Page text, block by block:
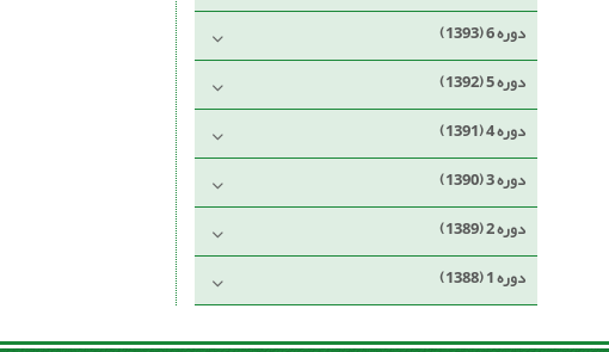
دوره 6 (1393)
دوره 5 (1392)
دوره 4 (1391)
دوره 3 (1390)
دوره 2 (1389)
دوره 1 (1388)